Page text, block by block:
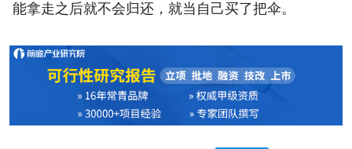
能拿走之后就不会归还，就当自己买了把伞。